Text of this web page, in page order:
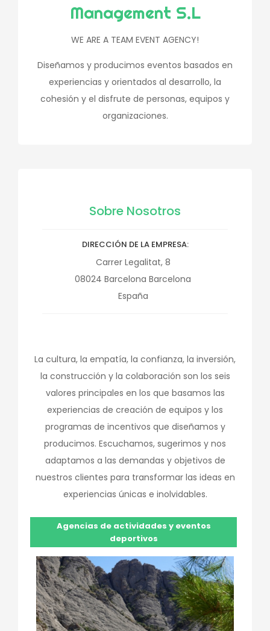
Management S.L
WE ARE A TEAM EVENT AGENCY!
Diseñamos y producimos eventos basados en
experiencias y orientados al desarrollo, la
cohesión y el disfrute de personas, equipos y
organizaciones.
Sobre Nosotros
DIRECCIÓN DE LA EMPRESA
Carrer Legalitat, 8
08024 Barcelona Barcelona
España
La cultura, la empatía, la confianza, la inversión,
la construcción y la colaboración son los seis
valores principales en los que basamos las
experiencias de creación de equipos y los
programas de incentivos que diseñamos y
producimos. Escuchamos, sugerimos y nos
adaptamos a las demandas y objetivos de
nuestros clientes para transformar las ideas en
experiencias únicas e inolvidables.
Agencias de actividades y eventos
deportivos